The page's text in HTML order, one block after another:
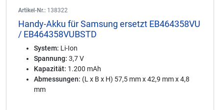
Artikel-Nr.: 138322
Handy-Akku für Samsung ersetzt EB464358VU
/ EB464358VUBSTD
System: Li-Ion
Spannung: 3,7 V
Kapazität: 1.200 mAh
Abmessungen: (L x B x H) 57,5 mm x 42,9 mm x 4,8
mm